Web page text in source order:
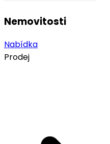
Nemovitosti
Nabídka
Prodej